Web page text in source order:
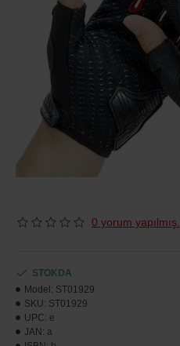
0 yorum yapılmış.
STOKDA
Model: ST01929
SKU: ST01929
UPC: e
JAN: a